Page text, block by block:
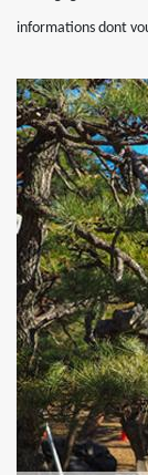
informations dont